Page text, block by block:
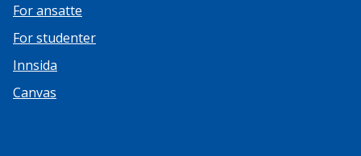
For ansatte
For studenter
Innsida
Canvas